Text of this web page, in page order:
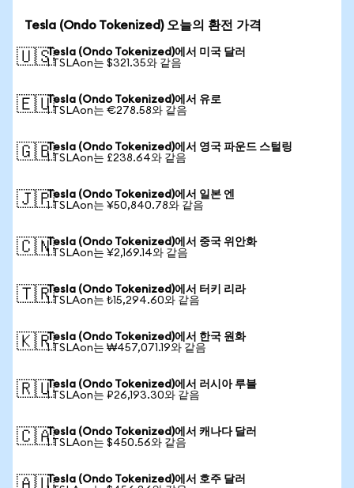
Tesla (Ondo Tokenized) 오늘의 환전 가격
🇺🇸Tesla (Ondo Tokenized)에서 미국 달러
1 TSLAon는 $321.35와 같음
🇪🇺Tesla (Ondo Tokenized)에서 유로
1 TSLAon는 €278.58와 같음
🇬🇧Tesla (Ondo Tokenized)에서 영국 파운드 스털링
1 TSLAon는 £238.64와 같음
🇯🇵Tesla (Ondo Tokenized)에서 일본 엔
1 TSLAon는 ¥50,840.78와 같음
🇨🇳Tesla (Ondo Tokenized)에서 중국 위안화
1 TSLAon는 ¥2,169.14와 같음
🇹🇷Tesla (Ondo Tokenized)에서 터키 리라
1 TSLAon는 ₺15,294.60와 같음
🇰🇷Tesla (Ondo Tokenized)에서 한국 원화
1 TSLAon는 ₩457,071.19와 같음
🇷🇺Tesla (Ondo Tokenized)에서 러시아 루블
1 TSLAon는 ₽26,193.30와 같음
🇨🇦Tesla (Ondo Tokenized)에서 캐나다 달러
1 TSLAon는 $450.56와 같음
Tesla (Ondo Tokenized)에서 호주 달러